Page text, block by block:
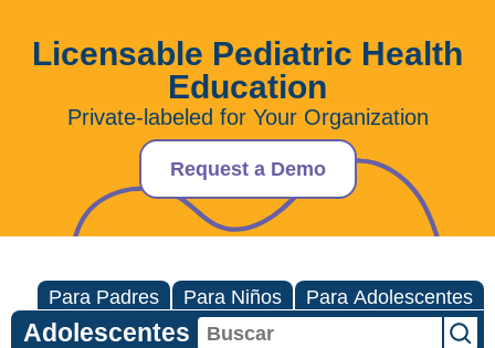
Licensable Pediatric Health
Education
Private-labeled for Your Organization
Request a Demo
Para Padres Para Niños Para Adolescentes
Adolescentes